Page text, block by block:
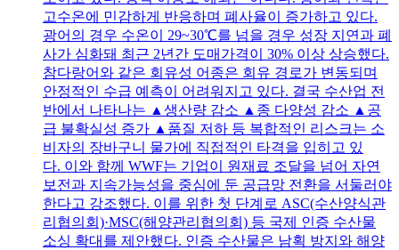
고수온에 민감하게 반응하며 폐사율이 증가하고 있다.
광어의 경우 수온이 29~30℃를 넘을 경우 성장 지연과 폐
사가 심화돼 최근 2년간 도매가격이 30% 이상 상승했다.
참다랑어와 같은 회유성 어종은 회유 경로가 변동되며
안정적인 수급 예측이 어려워지고 있다. 결국 수산업 전
반에서 나타나는 ▲생산량 감소 ▲종 다양성 감소 ▲공
급 불확실성 증가 ▲품질 저하 등 복합적인 리스크는 소
비자의 장바구니 물가에 직접적인 타격을 입히고 있
다. 이와 함께 WWF는 기업이 원재료 조달을 넘어 자연
보전과 지속가능성을 중심에 둔 공급망 전환을 서둘러야
한다고 강조했다. 이를 위한 첫 단계로 ASC(수산양식관
리협의회)·MSC(해양관리협의회) 등 국제 인증 수산물
소싱 확대를 제안했다. 인증 수산물은 남획 방지와 해양